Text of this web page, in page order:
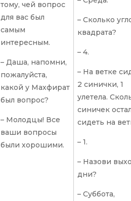
тому, чей вопрос
для вас был
самым
интересным.
– Даша, напомни,
пожалуйста,
какой у Махфират
был вопрос?
– Молодцы! Все
ваши вопросы
были хорошими.
– Сколько
квадрата?
– 4.
– На ветке
2 синички, 1
улетела.
синичек
сидеть на
– 1.
– Назови
дни?
– Суббота,